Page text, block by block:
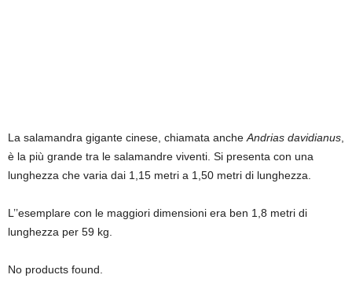
La salamandra gigante cinese, chiamata ancheAndrias davidianus,
è la più grande tra le salamandre viventi. Si presenta con una
lunghezza che varia dai 1,15 metri a 1,50 metri di lunghezza.
L’’esemplare con le maggiori dimensioni era ben 1,8 metri di
lunghezza per 59 kg.
No products found.